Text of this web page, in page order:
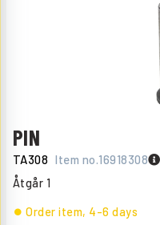
PIN
TA308 Item no.16918308
Åtgår 1
Order item, 4-6 days